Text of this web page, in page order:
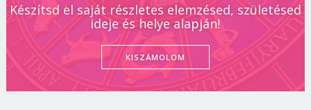
Készítsd el saját részletes elemzésed, születésed
ideje és helye alapján!
KISZÁMOLOM